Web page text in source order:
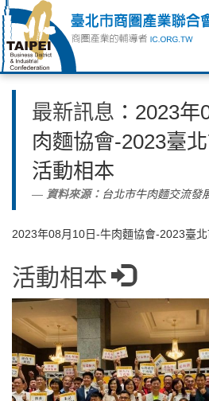
最新訊息 ：2023
肉麵協會-2023臺
活動相本
資料來源： 台北市牛肉麵交流發
2023年08月10日-牛肉麵協會-2023臺
活動相本